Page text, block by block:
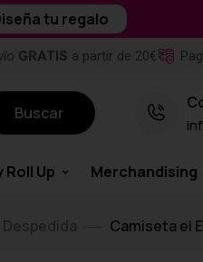
tu regalo
GRATIS a partir de 20€
Buscar
Up Merchandising
Despedida Camiseta el